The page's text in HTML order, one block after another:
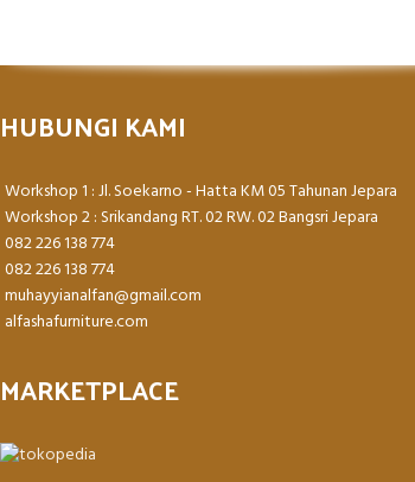
HUBUNGI KAMI
Workshop 1 : Jl. Soekarno - Hatta KM 05 Tahunan Jepara
Workshop 2 : Srikandang RT. 02 RW. 02 Bangsri Jepara
082 226 138 774
082 226 138 774
muhayyianalfan@gmail.com
alfashafurniture.com
MARKETPLACE